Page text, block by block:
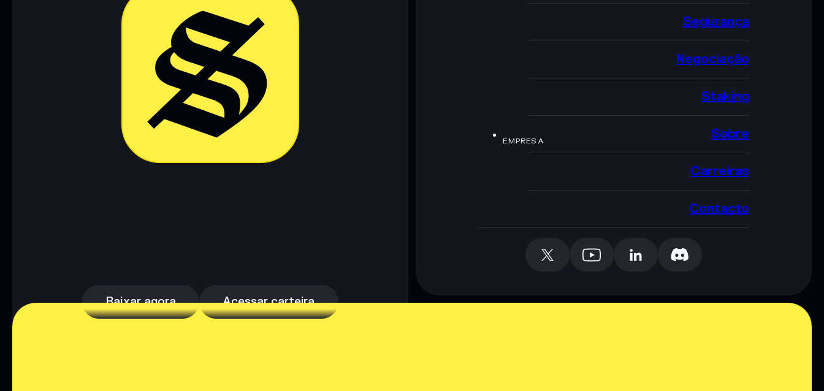
Baixar agora Acessar carteira
Segurança
Negociação
Staking
EMPRESA Sobre
Carreiras
Contacto